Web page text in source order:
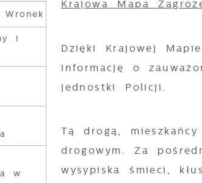
i
w
Krajowa Mapa
Dzięki Krajowej
informację o
jednostki Policji.
Tą drogą,
drogowym. Za
wysypiska śmieci,